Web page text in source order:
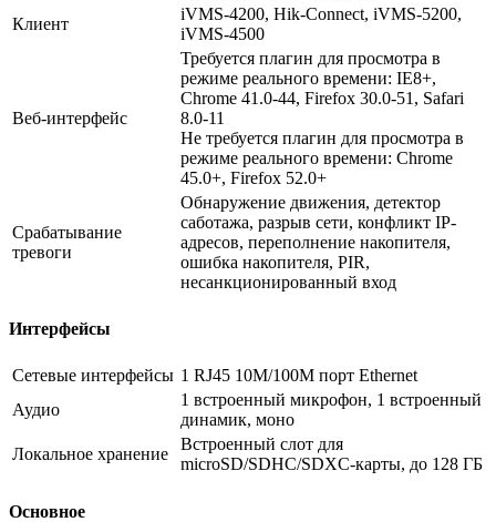
Клиент
iVMS-4200, Hik-Connect, iVMS-5200,
iVMS-4500
Веб-интерфейс
Требуется плагин для просмотра в
режиме реального времени: IE8+,
Chrome 41.0-44, Firefox 30.0-51, Safari
8.0-11
Не требуется плагин для просмотра в
режиме реального времени: Chrome
45.0+, Firefox 52.0+
Срабатывание
тревоги
Обнаружение движения, детектор
саботажа, разрыв сети, конфликт IP-
адресов, переполнение накопителя,
ошибка накопителя, PIR,
несанкционированный вход
Интерфейсы
Сетевые интерфейсы 1 RJ45 10M/100M порт Ethernet
Аудио
1 встроенный микрофон, 1 встроенный
динамик, моно
Локальное хранение
Встроенный слот для
microSD/SDHC/SDXC-карты, до 128 ГБ
Основное